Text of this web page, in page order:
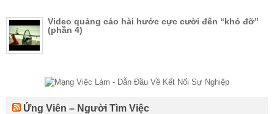
Video quảng cáo hài hước cực cười đến “khó đỡ”
(phần 4)
Ứng Viên – Người Tìm Việc